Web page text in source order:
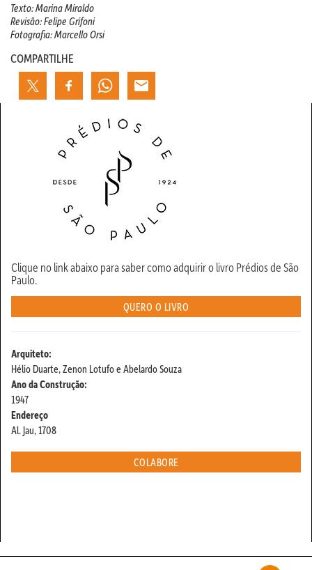
Texto: Marina Miraldo
Revisão: Felipe Grifoni
Fotografia: Marcello Orsi
COMPARTILHE
Clique no link abaixo para saber como adquirir o livro Prédios de São
Paulo.
QUERO O LIVRO
Arquiteto:
Hélio Duarte, Zenon Lotufo e Abelardo Souza
Ano da Construção:
1947
Endereço
Al. Jau, 1708
COLABORE